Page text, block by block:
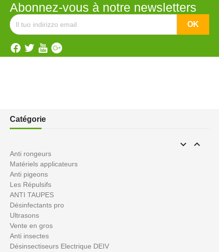
Abonnez-vous à notre newsletters
Catégorie
 
Anti rongeurs
Matériels applicateurs
Anti pigeons
Les Répulsifs
ANTI TAUPES
Désinfectants pro
Ultrasons
Vente en gros
Anti insectes
Désinsectiseurs Electrique DEIV